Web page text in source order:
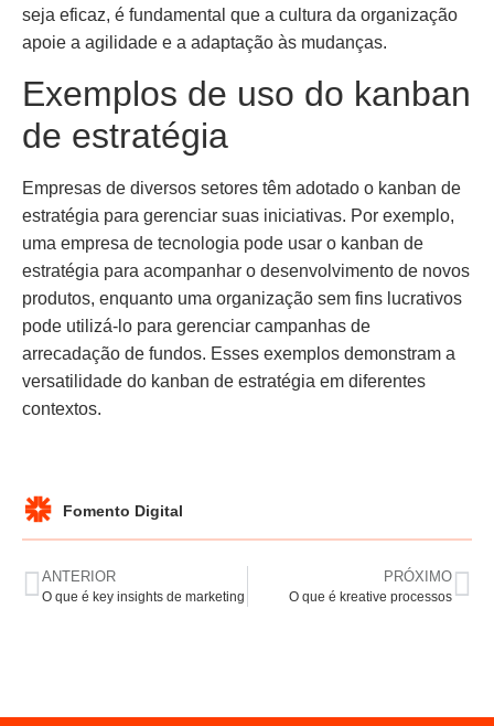
seja eficaz, é fundamental que a cultura da organização
apoie a agilidade e a adaptação às mudanças.
Exemplos de uso do kanban
de estratégia
Empresas de diversos setores têm adotado o kanban de
estratégia para gerenciar suas iniciativas. Por exemplo,
uma empresa de tecnologia pode usar o kanban de
estratégia para acompanhar o desenvolvimento de novos
produtos, enquanto uma organização sem fins lucrativos
pode utilizá-lo para gerenciar campanhas de
arrecadação de fundos. Esses exemplos demonstram a
versatilidade do kanban de estratégia em diferentes
contextos.
Fomento Digital
ANTERIOR
O que é key insights de marketing
PRÓXIMO
O que é kreative processos